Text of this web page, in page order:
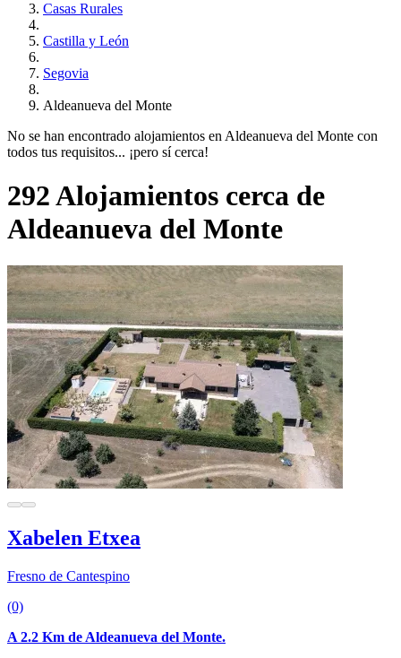
Casas Rurales
Castilla y León
Segovia
Aldeanueva del Monte
No se han encontrado alojamientos en Aldeanueva del Monte con
todos tus requisitos... ¡pero sí cerca!
292 Alojamientos cerca de
Aldeanueva del Monte
Xabelen Etxea
Fresno de Cantespino
(0)
A 2.2 Km de Aldeanueva del Monte.